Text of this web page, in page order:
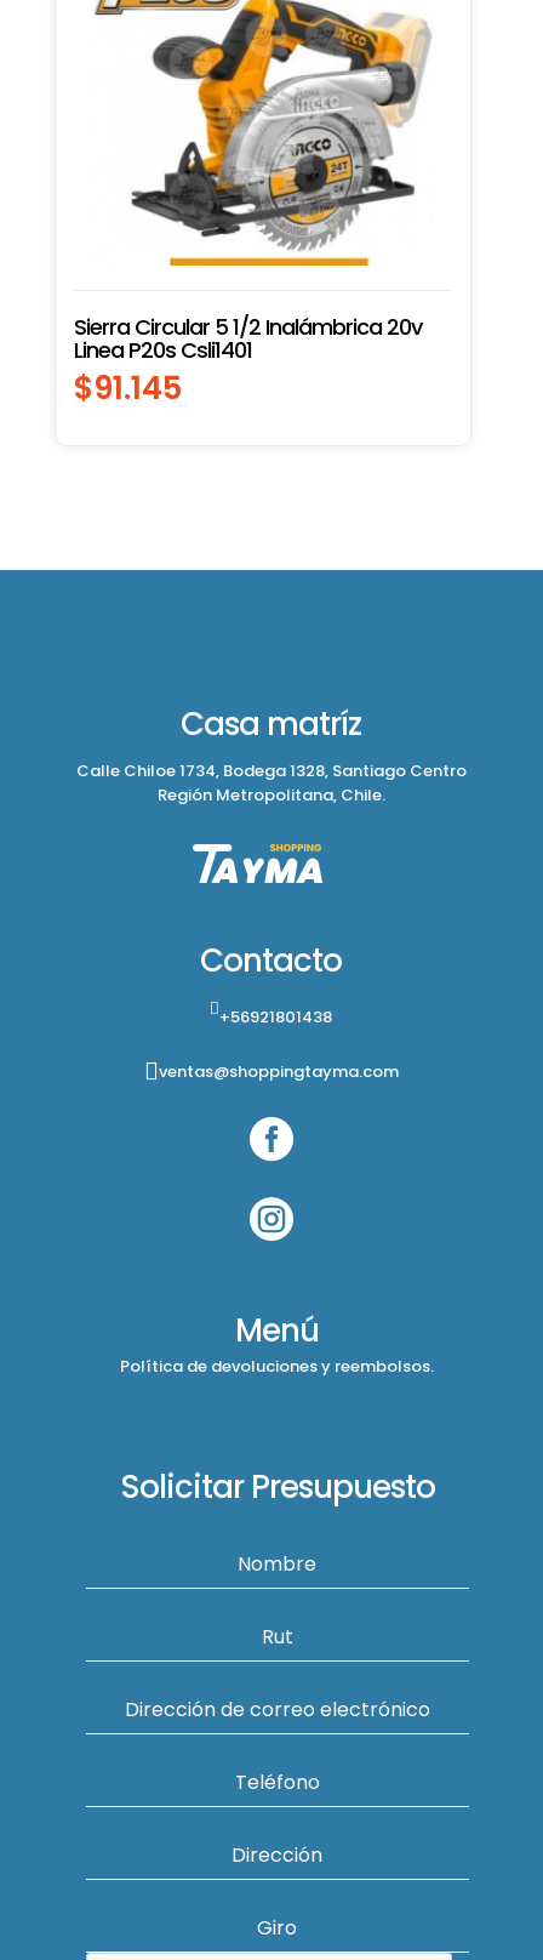
Sierra Circular 5 1/2 Inalámbrica 20v
Linea P20s Csli1401
$91.145
Casa matríz
Calle Chiloe 1734, Bodega 1328, Santiago Centro
Región Metropolitana, Chile.
Contacto
+56921801438
ventas@shoppingtayma.com


Menú
Política de devoluciones y reembolsos.
Solicitar Presupuesto
Nombre
Rut
Dirección de correo electrónico
Teléfono
Dirección
Giro